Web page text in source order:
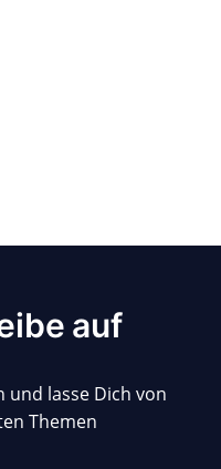
auf
und lasse Dich von
Themen